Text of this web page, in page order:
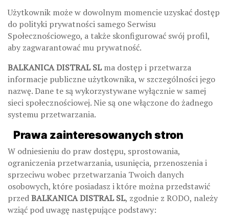
Użytkownik może w dowolnym momencie uzyskać dostęp
do polityki prywatności samego Serwisu
Społecznościowego, a także skonfigurować swój profil,
aby zagwarantować mu prywatność.
BALKANICA DISTRAL SLma dostęp i przetwarza
informacje publiczne użytkownika, w szczególności jego
nazwę. Dane te są wykorzystywane wyłącznie w samej
sieci społecznościowej. Nie są one włączone do żadnego
systemu przetwarzania.
Prawa zainteresowanych stron
W odniesieniu do praw dostępu, sprostowania,
ograniczenia przetwarzania, usunięcia, przenoszenia i
sprzeciwu wobec przetwarzania Twoich danych
osobowych, które posiadasz i które można przedstawić
przedBALKANICA DISTRAL SL, zgodnie z RODO, należy
wziąć pod uwagę następujące podstawy: